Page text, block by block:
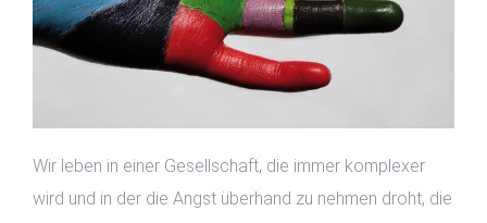
Wir leben in einer Gesellschaft, die immer komplexer
wird und in der die Angst überhand zu nehmen droht, die